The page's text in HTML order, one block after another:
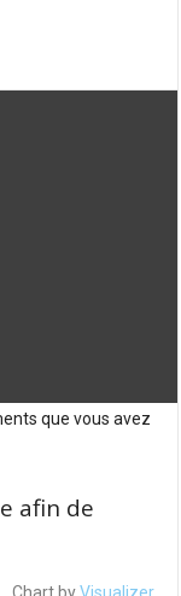
que vous avez
afin de
Chart byVisualizer